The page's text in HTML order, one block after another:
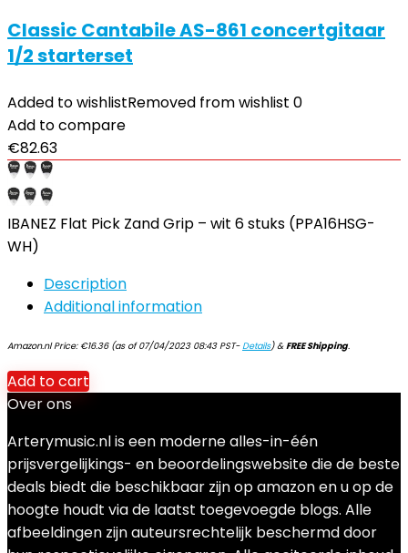
Classic Cantabile AS-861 concertgitaar
1/2 starterset
Added to wishlistRemoved from wishlist 0
Add to compare
€82.63
IBANEZ Flat Pick Zand Grip – wit 6 stuks (PPA16HSG-
WH)
Description
Additional information
Amazon.nl Price: €16.36(as of 07/04/2023 08:43 PST-Details)&FREE Shipping.
Add to cart
Over ons
Arterymusic.nl is een moderne alles-in-één
prijsvergelijkings- en beoordelingswebsite die de beste
deals biedt die beschikbaar zijn op amazon en u op de
hoogte houdt via de laatst toegevoegde blogs. Alle
afbeeldingen zijn auteursrechtelijk beschermd door